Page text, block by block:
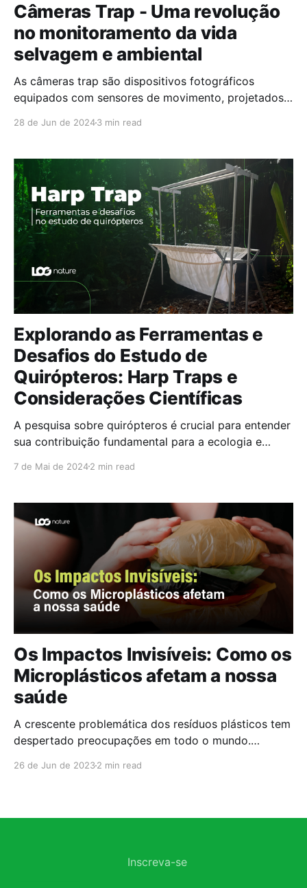
Câmeras Trap - Uma revolução
no monitoramento da vida
selvagem e ambiental
As câmeras trap são dispositivos fotográficos
equipados com sensores de movimento, projetados
Utilizando tecnologia infravermelha, esses sensores
detectam movimento e variações de temperatura,
permitindo a captura automática de imagens em
qualquer condição de
28 de Jun de 20243 min read
Explorando as Ferramentas e
Desafios do Estudo de
Quirópteros: Harp Traps e
Considerações Científicas
A pesquisa sobre quirópteros é crucial para entender
sua contribuição fundamental para a ecologia e
plantas e disseminação de sementes, essenciais para
biodiversos....
7 de Mai de 20242 min read
Os Impactos Invisíveis: Como os
Microplásticos afetam a nossa
saúde
A crescente problemática dos resíduos plásticos tem
despertado preocupações em todo o mundo.
26 de Jun de 20232 min read
Inscreva-se